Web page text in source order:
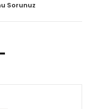
Sorunuz